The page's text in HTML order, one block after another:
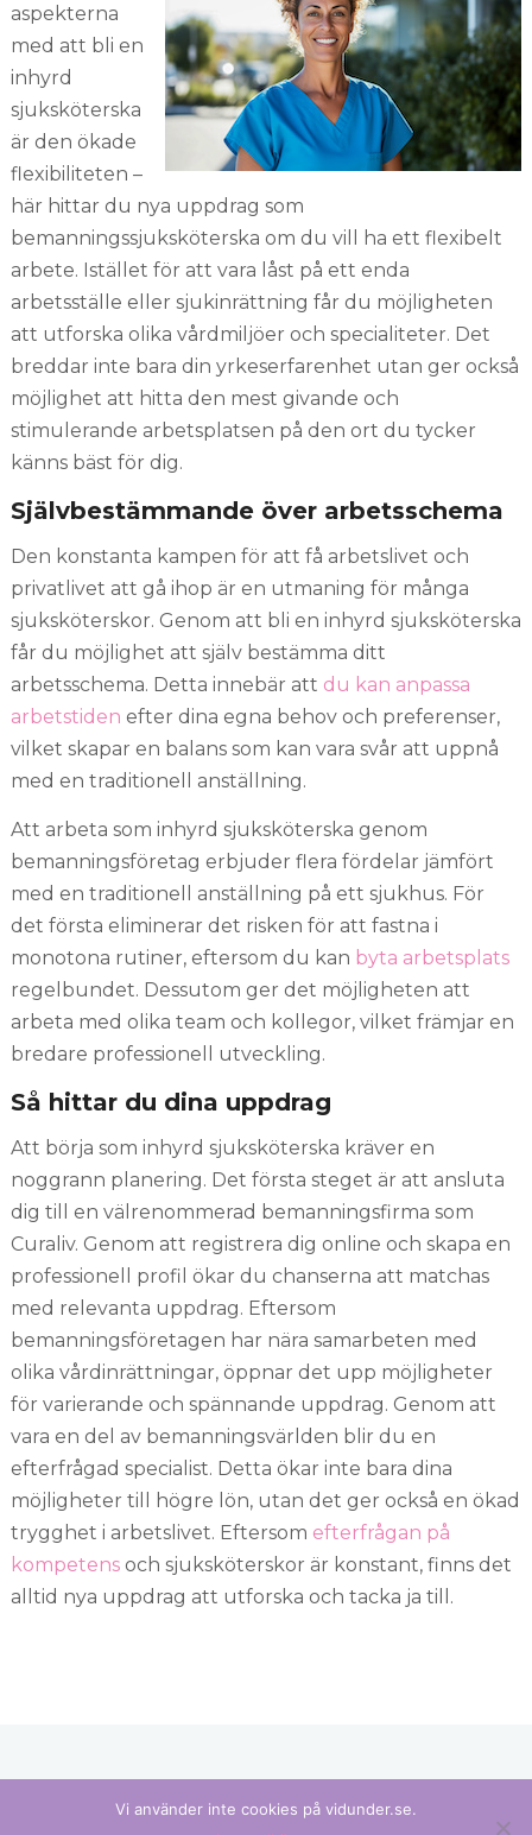
aspekterna
med att bli en
inhyrd
sjuksköterska
är den ökade
flexibiliteten –
här hittar du nya uppdrag som
bemanningssjuksköterska om du vill ha ett flexibelt
arbete. Istället för att vara låst på ett enda
arbetsställe eller sjukinrättning får du möjligheten
att utforska olika vårdmiljöer och specialiteter. Det
breddar inte bara din yrkeserfarenhet utan ger också
möjlighet att hitta den mest givande och
stimulerande arbetsplatsen på den ort du tycker
känns bäst för dig.
Självbestämmande över arbetsschema
Den konstanta kampen för att få arbetslivet och
privatlivet att gå ihop är en utmaning för många
sjuksköterskor. Genom att bli en inhyrd sjuksköterska
får du möjlighet att själv bestämma ditt
arbetsschema. Detta innebär att du kan anpassa
arbetstiden efter dina egna behov och preferenser,
vilket skapar en balans som kan vara svår att uppnå
med en traditionell anställning.
Att arbeta som inhyrd sjuksköterska genom
bemanningsföretag erbjuder flera fördelar jämfört
med en traditionell anställning på ett sjukhus. För
det första eliminerar det risken för att fastna i
monotona rutiner, eftersom du kan byta arbetsplats
regelbundet. Dessutom ger det möjligheten att
arbeta med olika team och kollegor, vilket främjar en
bredare professionell utveckling.
Så hittar du dina uppdrag
Att börja som inhyrd sjuksköterska kräver en
noggrann planering. Det första steget är att ansluta
dig till en välrenommerad bemanningsfirma som
Curaliv. Genom att registrera dig online och skapa en
professionell profil ökar du chanserna att matchas
med relevanta uppdrag. Eftersom
bemanningsföretagen har nära samarbeten med
olika vårdinrättningar, öppnar det upp möjligheter
för varierande och spännande uppdrag. Genom att
vara en del av bemanningsvärlden blir du en
efterfrågad specialist. Detta ökar inte bara dina
möjligheter till högre lön, utan det ger också en ökad
trygghet i arbetslivet. Eftersom efterfrågan på
kompetensoch sjuksköterskor är konstant, finns det
alltid nya uppdrag att utforska och tacka ja till.
Copyright © 2026 — Vidunder. All Rights Reserved
Vi använder inte cookies på vidunder.se.